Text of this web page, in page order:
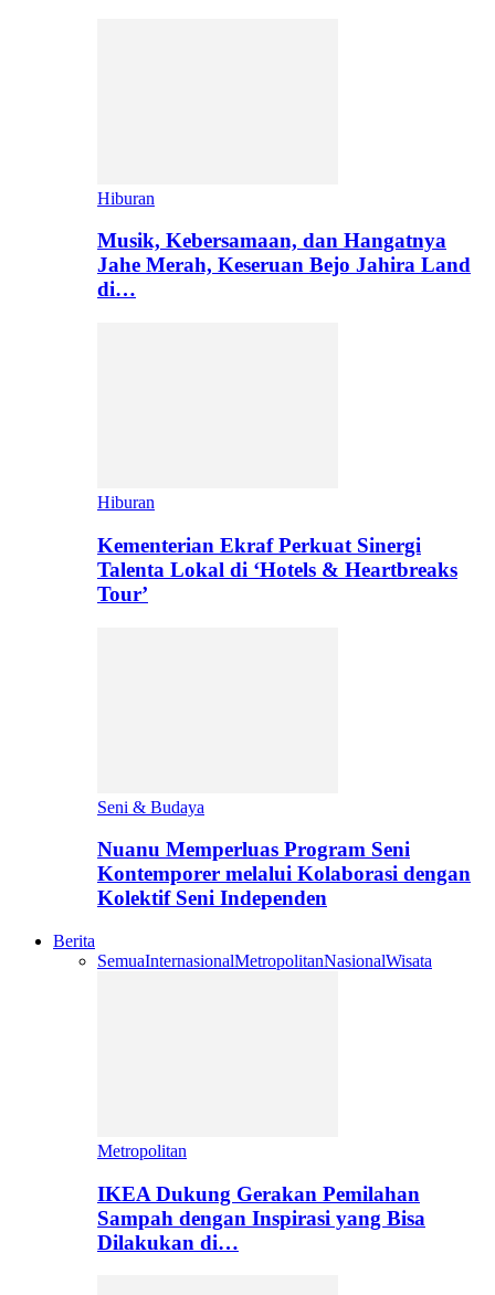
Hiburan
Musik, Kebersamaan, dan Hangatnya
Jahe Merah, Keseruan Bejo Jahira Land
di…
Hiburan
Kementerian Ekraf Perkuat Sinergi
Talenta Lokal di ‘Hotels & Heartbreaks
Tour’
Seni & Budaya
Nuanu Memperluas Program Seni
Kontemporer melalui Kolaborasi dengan
Kolektif Seni Independen
Berita
SemuaInternasionalMetropolitanNasionalWisata
Metropolitan
IKEA Dukung Gerakan Pemilahan
Sampah dengan Inspirasi yang Bisa
Dilakukan di…